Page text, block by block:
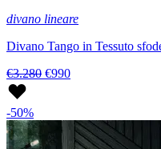
divano lineare
Divano Tango in Tessuto
€3.280 €990
-50%